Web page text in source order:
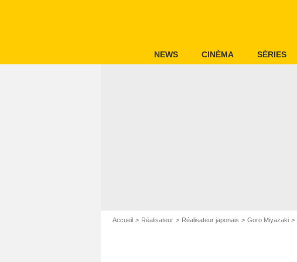
NEWS CINÉMA SÉRIES
Accueil Réalisateur Réalisateur japonais Goro Miyazaki